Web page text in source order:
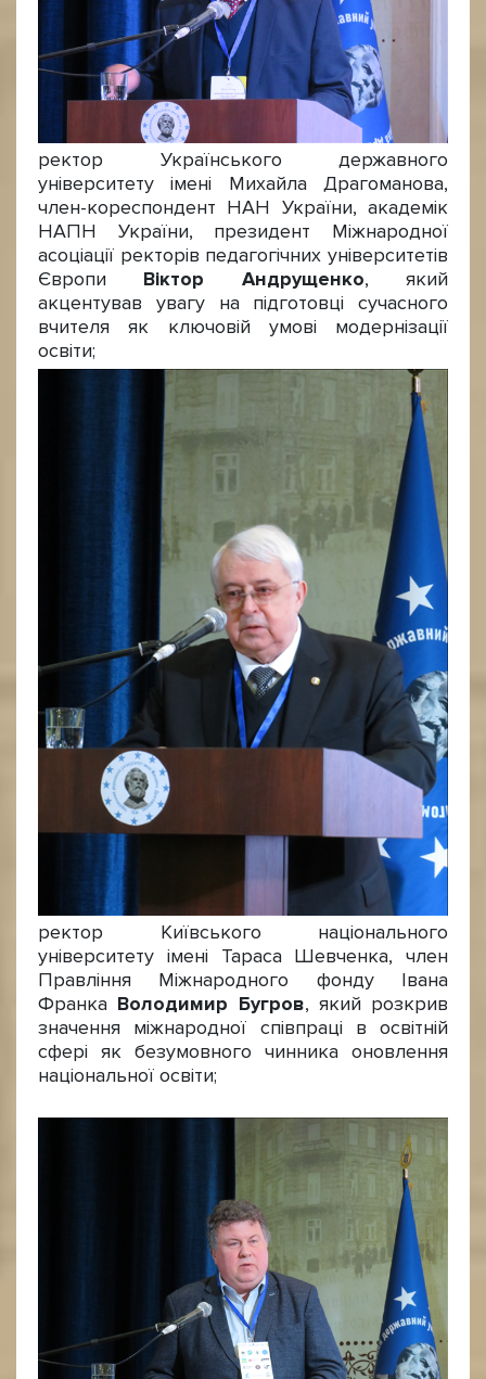
ректор Українського державного
університету імені Михайла Драгоманова,
член-кореспондент НАН України, академік
НАПН України, президент Міжнародної
асоціації ректорів педагогічних університетів
Європи Віктор Андрущенко, який
акцентував увагу на підготовці сучасного
вчителя як ключовій умові модернізації
освіти;
ректор Київського національного
університету імені Тараса Шевченка, член
Правління Міжнародного фонду Івана
Франка Володимир Бугров, який розкрив
значення міжнародної співпраці в освітній
сфері як безумовного чинника оновлення
національної освіти;